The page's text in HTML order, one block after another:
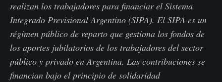
realizan los trabajadores para financiar el Sistema
Integrado Previsional Argentino (SIPA). El SIPA es un
régimen público de reparto que gestiona los fondos de
los aportes jubilatorios de los trabajadores del sector
público y privado en Argentina. Las contribuciones se
financian bajo el principio de solidaridad